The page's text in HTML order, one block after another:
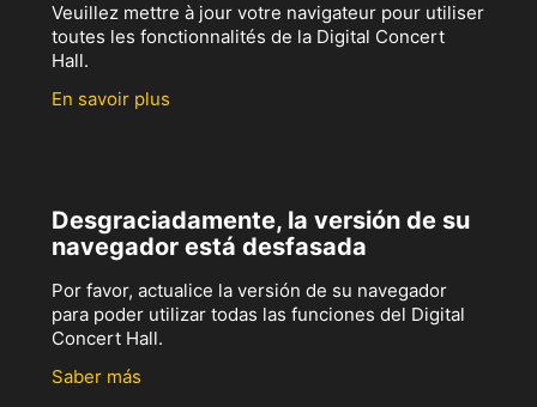
Veuillez mettre à jour votre navigateur pour utiliser
toutes les fonctionnalités de la Digital Concert
Hall.
En savoir plus
Desgraciadamente, la versión de su
navegador está desfasada
Por favor, actualice la versión de su navegador
para poder utilizar todas las funciones del Digital
Concert Hall.
Saber más